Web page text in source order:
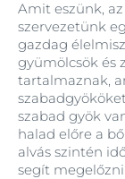
Amit eszünk,
szervezetünk
gazdag
gyümölcsök és
tartalmaznak,
szabad gyök
halad előre a
alvás szintén
segít